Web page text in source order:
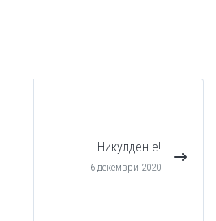
Никулден е!
6 декември 2020